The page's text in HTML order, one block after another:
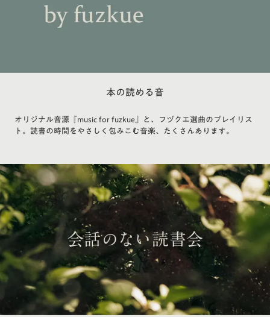
本の読める音
オリジナル音源『music for fuzkue』と、フヅクエ選曲のプレイリス
ト。読書の時間をやさしく包みこむ音楽、たくさんあります。